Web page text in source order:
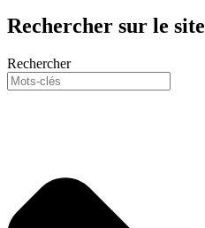
Rechercher sur le site
Rechercher